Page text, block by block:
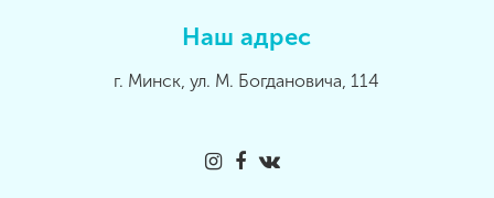
Наш адрес
г. Минск, ул. М. Богдановича, 114